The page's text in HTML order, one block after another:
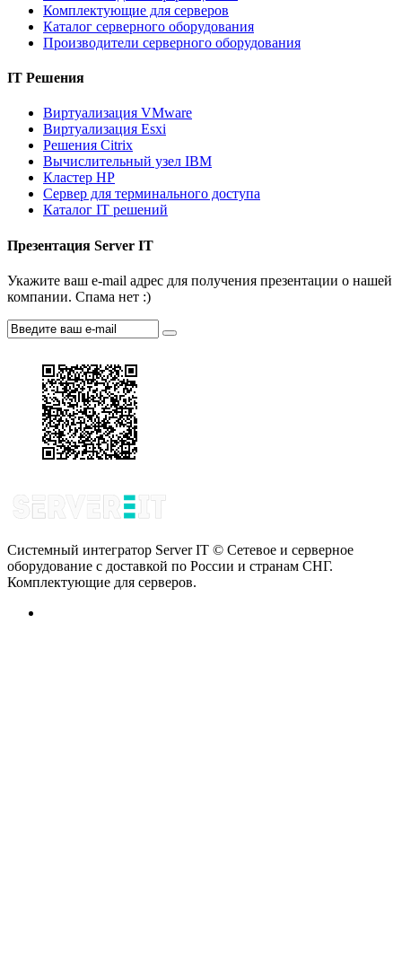
Комплектующие для серверов
Каталог серверного оборудования
Производители серверного оборудования
IT Решения
Виртуализация VMware
Виртуализация Esxi
Решения Citrix
Вычислительный узел IBM
Кластер HP
Сервер для терминального доступа
Каталог IT решений
Презентация Server IT
Укажите ваш e-mail адрес для получения презентации о нашей
компании. Спама нет :)
Системный интегратор Server IT © Сетевое и серверное
оборудование с доставкой по России и странам СНГ.
Комплектующие для серверов.